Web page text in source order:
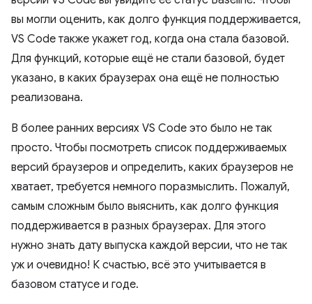
вы могли оценить, как долго функция поддерживается,
VS Code также укажет год, когда она стала базовой.
Для функций, которые ещё не стали базовой, будет
указано, в каких браузерах она ещё не полностью
реализована.
В более ранних версиях VS Code это было не так
просто. Чтобы посмотреть список поддерживаемых
версий браузеров и определить, каких браузеров не
хватает, требуется немного поразмыслить. Пожалуй,
самым сложным было выяснить, как долго функция
поддерживается в разных браузерах. Для этого
нужно знать дату выпуска каждой версии, что не так
уж и очевидно! К счастью, всё это учитывается в
базовом статусе и годе.